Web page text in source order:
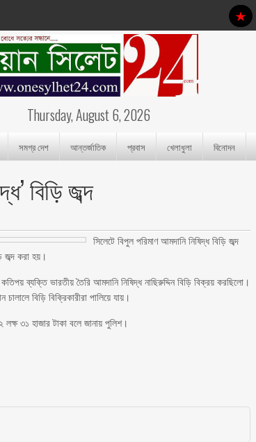
Thursday, August 6, 2026
সমগ্র দেশ আন্তর্জাতিক প্রবাস খেলাধুলা বিনোদন
বিড়ি জব্দ
সিলেটে বিপুল পরিমাণ আমদানি নিষিদ্ধ বিড়ি জব্দ
জব্দ করা হয়।
ব্যক্তি ভারতীয় তৈরি আমদানি নিষিদ্ধ নাছিরুদ্দিন বিড়ি বিক্রয় করছিলো।
বিড়ি বিক্রিকারীরা পালিয়ে যায়।
৩১ হাজার টাকা বলে জানায় পুলিশ।